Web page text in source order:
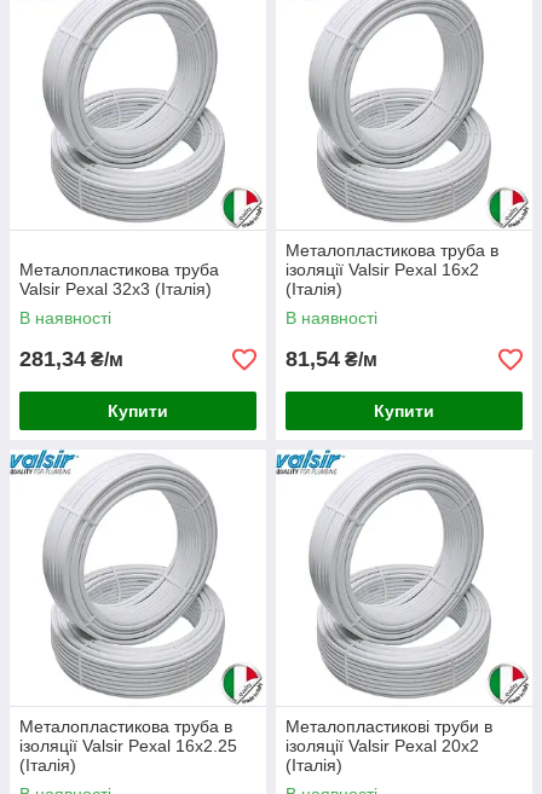
Металопластикова труба
Valsir Pexal 32x3 (Італія)
В наявності
281,34 ₴/м
Купити
Металопластикова труба в
ізоляції Valsir Pexal 16х2
(Італія)
В наявності
81,54 ₴/м
Купити
Металопластикова труба в
ізоляції Valsir Pexal 16х2.25
(Італія)
Металопластикові труби в
ізоляції Valsir Pexal 20х2
(Італія)